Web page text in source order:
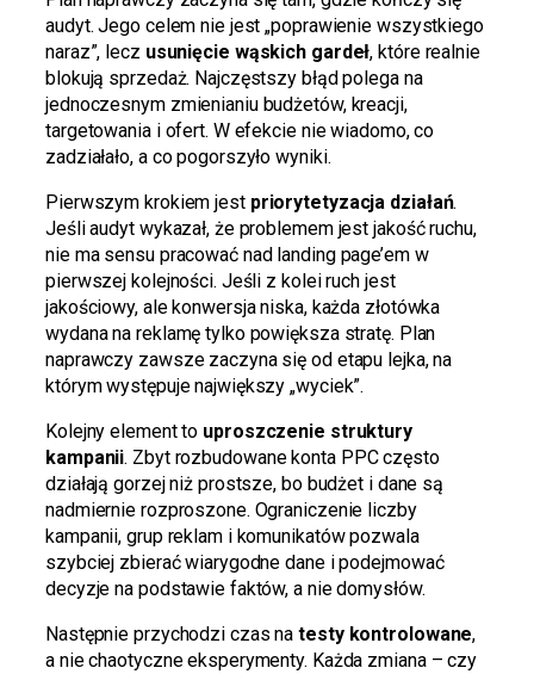
audyt. Jego celem nie jest „poprawienie wszystkiego
naraz”, lecz usunięcie wąskich gardeł, które realnie
blokują sprzedaż. Najczęstszy błąd polega na
jednoczesnym zmienianiu budżetów, kreacji,
targetowania i ofert. W efekcie nie wiadomo, co
zadziałało, a co pogorszyło wyniki.
Pierwszym krokiem jest priorytetyzacja działań.
Jeśli audyt wykazał, że problemem jest jakość ruchu,
nie ma sensu pracować nad landing page’em w
pierwszej kolejności. Jeśli z kolei ruch jest
jakościowy, ale konwersja niska, każda złotówka
wydana na reklamę tylko powiększa stratę. Plan
naprawczy zawsze zaczyna się od etapu lejka, na
którym występuje największy „wyciek”.
Kolejny element to uproszczenie struktury
kampanii. Zbyt rozbudowane konta PPC często
działają gorzej niż prostsze, bo budżet i dane są
nadmiernie rozproszone. Ograniczenie liczby
kampanii, grup reklam i komunikatów pozwala
szybciej zbierać wiarygodne dane i podejmować
decyzje na podstawie faktów, a nie domysłów.
Następnie przychodzi czas natesty kontrolowane,
a nie chaotyczne eksperymenty. Każda zmiana – czy